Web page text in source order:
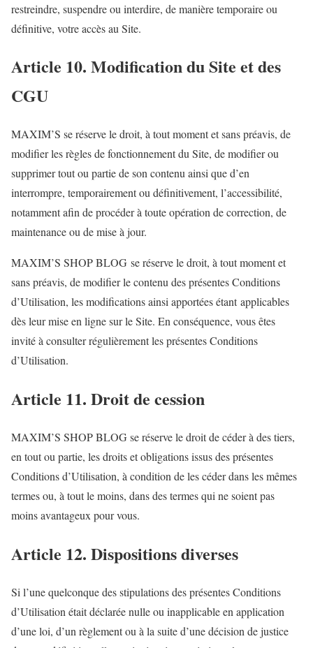
restreindre, suspendre ou interdire, de manière temporaire ou
définitive, votre accès au Site.
Article 10. Modification du Site et des
CGU
MAXIM’S se réserve le droit, à tout moment et sans préavis, de
modifier les règles de fonctionnement du Site, de modifier ou
supprimer tout ou partie de son contenu ainsi que d’en
interrompre, temporairement ou définitivement, l’accessibilité,
notamment afin de procéder à toute opération de correction, de
maintenance ou de mise à jour.
MAXIM’S SHOP BLOG se réserve le droit, à tout moment et
sans préavis, de modifier le contenu des présentes Conditions
d’Utilisation, les modifications ainsi apportées étant applicables
dès leur mise en ligne sur le Site. En conséquence, vous êtes
invité à consulter régulièrement les présentes Conditions
d’Utilisation.
Article 11. Droit de cession
MAXIM’S SHOP BLOG se réserve le droit de céder à des tiers,
en tout ou partie, les droits et obligations issus des présentes
Conditions d’Utilisation, à condition de les céder dans les mêmes
termes ou, à tout le moins, dans des termes qui ne soient pas
moins avantageux pour vous.
Article 12. Dispositions diverses
Si l’une quelconque des stipulations des présentes Conditions
d’Utilisation était déclarée nulle ou inapplicable en application
d’une loi, d’un règlement ou à la suite d’une décision de justice